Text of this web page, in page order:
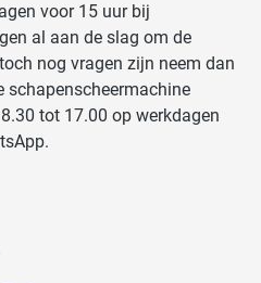
voor 15 uur bij
al aan de slag om de
nog vragen zijn neem dan
schapenscheermachine
tot 17.00 op werkdagen